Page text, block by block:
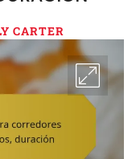
CARTER